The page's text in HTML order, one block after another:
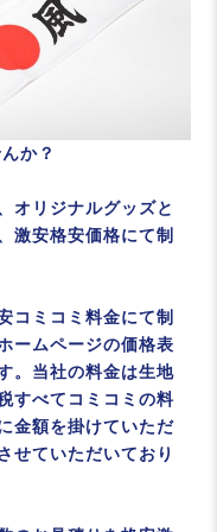
か？
オリジナルグッズと
激安格安価格にて制
コミコミ料金にて制
ームページの価格表
。当社の料金は生地
すべてコミコミの料
金額を掛けていただ
せていただいており